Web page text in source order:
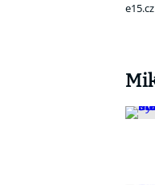
e15.cz